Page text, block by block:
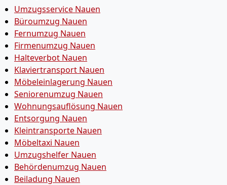
Umzugsservice Nauen
Büroumzug Nauen
Fernumzug Nauen
Firmenumzug Nauen
Halteverbot Nauen
Klaviertransport Nauen
Möbeleinlagerung Nauen
Seniorenumzug Nauen
Wohnungsauflösung Nauen
Entsorgung Nauen
Kleintransporte Nauen
Möbeltaxi Nauen
Umzugshelfer Nauen
Behördenumzug Nauen
Beiladung Nauen